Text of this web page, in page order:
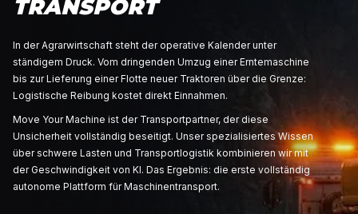
TRACTOR-
LANDWIRTSCHAFT
TRANSPORT
In der Agrarwirtschaft steht der operative Kalender
ständigem Druck. Vom dringenden Umzug einer
bis zur Lieferung einer Flotte neuer Traktoren über die
Logistische Reibung kostet direkt Einnahmen.